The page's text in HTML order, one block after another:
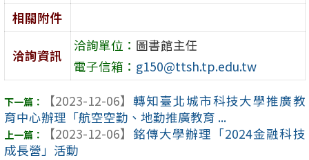
相關附件
洽詢資訊
洽詢單位： 圖書館主任
電子信箱： g150@ttsh.tp.edu.tw
【2023-12-06】 轉知臺北城市科技大學推廣教
育中心辦理「航空空勤、地勤推廣教育 ...
【2023-12-06】 銘傳大學辦理「2024金融科技
成長營」活動